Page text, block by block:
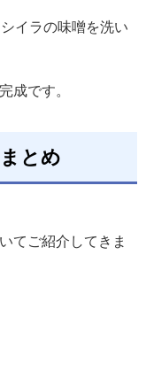
イラの味噌を洗い
成です。
とめ
てご紹介してきま